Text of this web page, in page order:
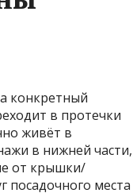
конкретный
в протечки
живёт в
в нижней части,
от крышки/
посадочного места